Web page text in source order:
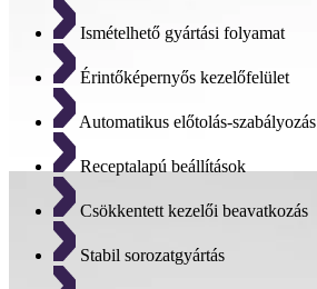
Ismételhető gyártási folyamat
Érintőképernyős kezelőfelület
Automatikus előtolás-szabályozás
Receptalapú beállítások
Csökkentett kezelői beavatkozás
Stabil sorozatgyártás